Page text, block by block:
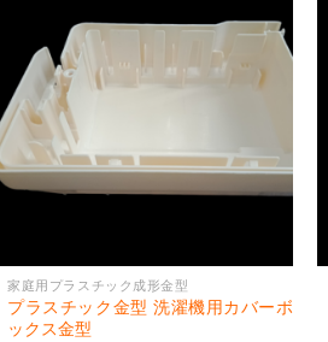
家庭用プラスチック成形金型
プラスチック金型 洗濯機用カバーボ
ックス金型